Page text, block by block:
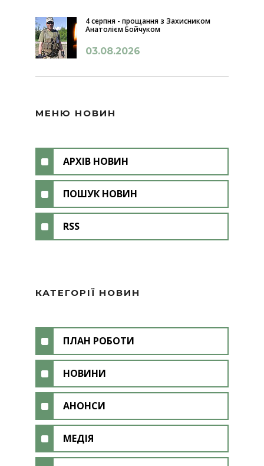
4 серпня - прощання з Захисником
Анатолієм Бойчуком
03.08.2026
МЕНЮ НОВИН
АРХІВ НОВИН
ПОШУК НОВИН
RSS
КАТЕГОРІЇ НОВИН
ПЛАН РОБОТИ
НОВИНИ
АНОНСИ
МЕДІЯ